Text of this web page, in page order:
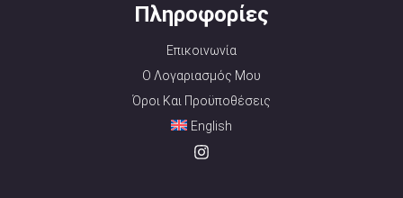
Πληροφορίες
Επικοινωνία
Ο Λογαριασμός Μου
Όροι Και Προϋποθέσεις
English